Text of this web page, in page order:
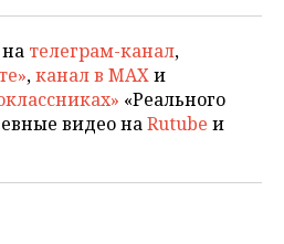
телеграм-канал,
,канал в MAXи
«Реального
видео наRutube и